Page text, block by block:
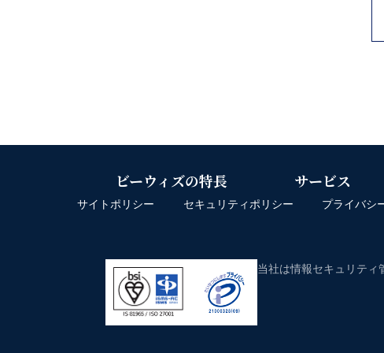
ビーウィズの特長 サービス
サイトポリシー セキュリティポリシー プライバシ
当社は情報セキュリティ